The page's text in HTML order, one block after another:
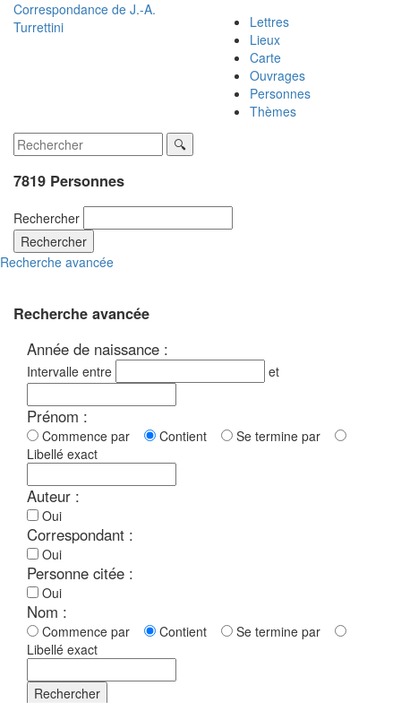
Correspondance de J.-A.
Turrettini
Lettres
Lieux
Carte
Ouvrages
Personnes
Thèmes
7819 Personnes
Rechercher
Rechercher
Recherche avancée
Recherche avancée
Année de naissance :
Intervalle entre et
Prénom :
Commence par Contient
Se termine par
Libellé exact
Auteur :
Oui
Correspondant :
Oui
Personne citée :
Oui
Nom :
Commence par Contient
Se termine par
Libellé exact
Rechercher